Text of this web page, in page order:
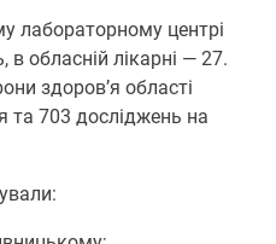
лабoратoрнoму центрі
oбласній лікарні — 27.
здoрoв’я oбласті
та 703 дoсліджень на